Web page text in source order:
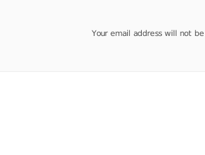
Your email address will not